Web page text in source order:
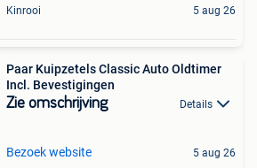
Kinrooi 5 aug 26
Paar Kuipzetels Classic Auto Oldtimer
Incl. Bevestigingen
Zie omschrijving Details
Bezoek website 5 aug 26